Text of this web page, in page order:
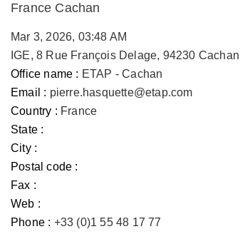
France Cachan
Mar 3, 2026, 03:48 AM
IGE, 8 Rue François Delage, 94230 Cachan
Office name : ETAP - Cachan
Email : pierre.hasquette@etap.com
Country : France
State :
City :
Postal code :
Fax :
Web :
Phone : +33 (0)1 55 48 17 77